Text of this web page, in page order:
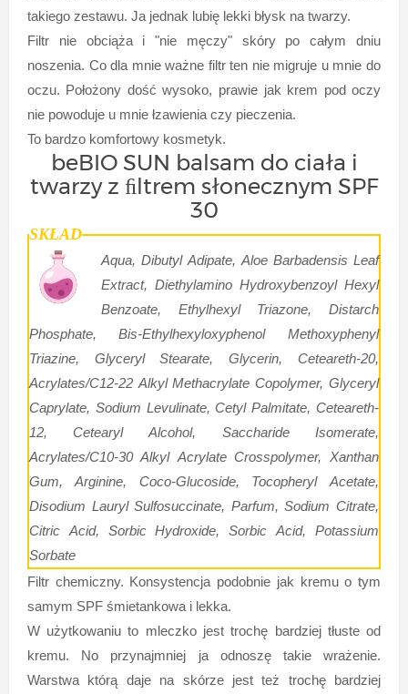
takiego zestawu. Ja jednak lubię lekki błysk na twarzy.
Filtr nie obciąża i "nie męczy" skóry po całym dniu
noszenia. Co dla mnie ważne filtr ten nie migruje u mnie do
oczu. Położony dość wysoko, prawie jak krem pod oczy
nie powoduje u mnie łzawienia czy pieczenia.
To bardzo komfortowy kosmetyk.
beBIO SUN balsam do ciała i
twarzy z ﬁltrem słonecznym SPF
30
SKŁAD
Aqua, Dibutyl Adipate, Aloe Barbadensis Leaf
Extract, Diethylamino Hydroxybenzoyl Hexyl
Benzoate, Ethylhexyl Triazone, Distarch
Phosphate, Bis-Ethylhexyloxyphenol Methoxyphenyl
Triazine, Glyceryl Stearate, Glycerin, Ceteareth-20,
Acrylates/C12-22 Alkyl Methacrylate Copolymer, Glyceryl
Caprylate, Sodium Levulinate, Cetyl Palmitate, Ceteareth-
12, Cetearyl Alcohol, Saccharide Isomerate,
Acrylates/C10-30 Alkyl Acrylate Crosspolymer, Xanthan
Gum, Arginine, Coco-Glucoside, Tocopheryl Acetate,
Disodium Lauryl Sulfosuccinate, Parfum, Sodium Citrate,
Citric Acid, Sorbic Hydroxide, Sorbic Acid, Potassium
Sorbate
Filtr chemiczny. Konsystencja podobnie jak kremu o tym
samym SPF śmietankowa i lekka.
W użytkowaniu to mleczko jest trochę bardziej tłuste od
kremu. No przynajmniej ja odnoszę takie wrażenie.
Warstwa którą daje na skórze jest też trochę bardziej